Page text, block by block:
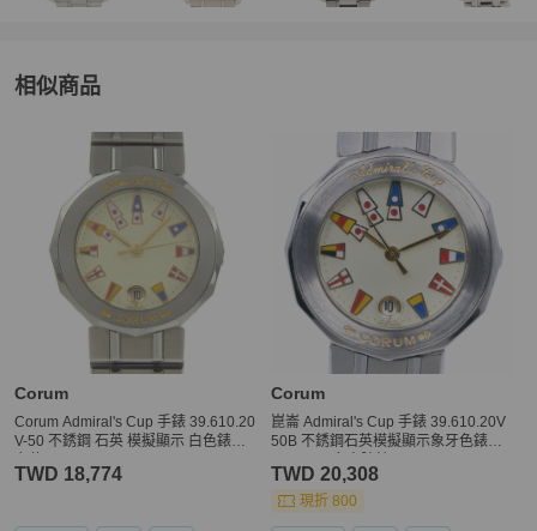
相似商品
Corum女錶推薦精品
Corum
Corum Admiral's Cup 手錶 39.610.20
V-50 不銹鋼 石英 模擬顯示 白色錶盤
TWD 18,774
Corum
崑崙 Admiral's Cup 手錶 39.610.20V
50B 不銹鋼石英模擬顯示象牙色錶盤
TWD 20,308
現折 800